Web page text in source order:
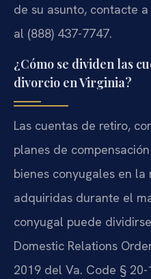
de su asunto, contacte a
al (888) 437-7747.
¿Cómo se dividen las
divorcio en Virginia?
Las cuentas de retiro,
planes de
bienes conyugales en
adquiridas durante el
conyugal puede
Domestic Relations
2019 del Va. Code §